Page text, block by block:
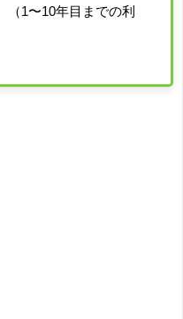
（1〜10年目までの利